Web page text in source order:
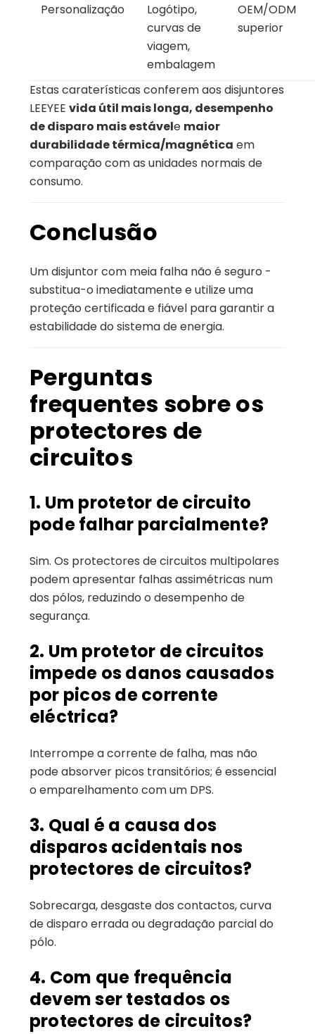
Personalização
Logótipo,
curvas de
viagem,
embalagem
OEM/ODM
superior
Estas caraterísticas conferem aos disjuntores
LEEYEE vida útil mais longa, desempenho
de disparo mais estávele maior
durabilidade térmica/magnética em
comparação com as unidades normais de
consumo.
Conclusão
Um disjuntor com meia falha não é seguro -
substitua-o imediatamente e utilize uma
proteção certificada e fiável para garantir a
estabilidade do sistema de energia.
Perguntas
frequentes sobre os
protectores de
circuitos
1. Um protetor de circuito
pode falhar parcialmente?
Sim. Os protectores de circuitos multipolares
podem apresentar falhas assimétricas num
dos pólos, reduzindo o desempenho de
segurança.
2. Um protetor de circuitos
impede os danos causados
por picos de corrente
eléctrica?
Interrompe a corrente de falha, mas não
pode absorver picos transitórios; é essencial
o emparelhamento com um DPS.
3. Qual é a causa dos
disparos acidentais nos
protectores de circuitos?
Sobrecarga, desgaste dos contactos, curva
de disparo errada ou degradação parcial do
pólo.
4. Com que frequência
devem ser testados os
protectores de circuitos?